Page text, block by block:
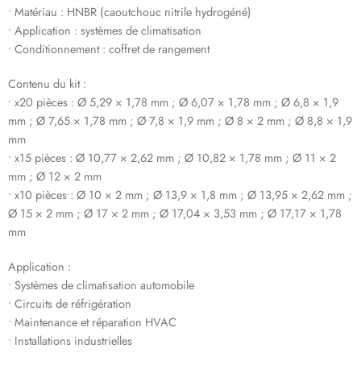
• Matériau : HNBR (caoutchouc nitrile hydrogéné)
• Application : systèmes de climatisation
• Conditionnement : coffret de rangement
Contenu du kit :
• x20 pièces : Ø 5,29 × 1,78 mm ; Ø 6,07 × 1,78 mm ; Ø 6,8 × 1,9
mm ; Ø 7,65 × 1,78 mm ; Ø 7,8 × 1,9 mm ; Ø 8 × 2 mm ; Ø 8,8 × 1,9
mm
• x15 pièces : Ø 10,77 × 2,62 mm ; Ø 10,82 × 1,78 mm ; Ø 11 × 2
mm ; Ø 12 × 2 mm
• x10 pièces : Ø 10 × 2 mm ; Ø 13,9 × 1,8 mm ; Ø 13,95 × 2,62 mm ;
Ø 15 × 2 mm ; Ø 17 × 2 mm ; Ø 17,04 × 3,53 mm ; Ø 17,17 × 1,78
mm
Application :
• Systèmes de climatisation automobile
• Circuits de réfrigération
• Maintenance et réparation HVAC
• Installations industrielles